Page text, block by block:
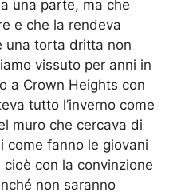
una parte, ma che
e che la rendeva
una torta dritta non
vissuto per anni in
a Crown Heights con
tutto l’inverno come
muro che cercava di
come fanno le giovani
con la convinzione
non saranno